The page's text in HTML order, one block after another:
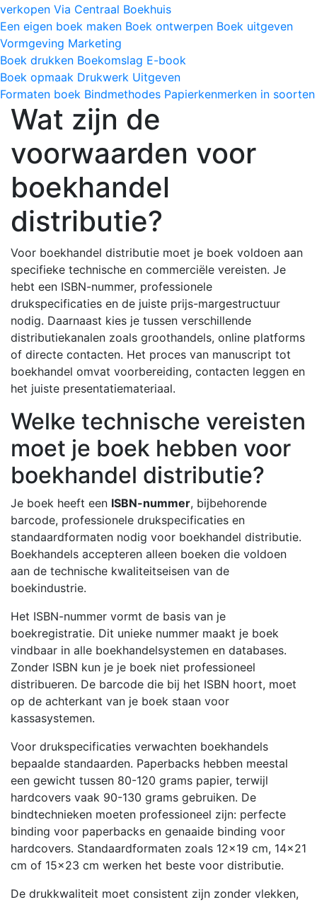
verkopen Via Centraal Boekhuis
Een eigen boek maken Boek ontwerpen Boek uitgeven
Vormgeving Marketing
Boek drukken Boekomslag E-book
Boek opmaak Drukwerk Uitgeven
Formaten boek Bindmethodes Papierkenmerken in soorten
Wat zijn de
voorwaarden voor
boekhandel
distributie?
Voor boekhandel distributie moet je boek voldoen aan
specifieke technische en commerciële vereisten. Je
hebt een ISBN-nummer, professionele
drukspecificaties en de juiste prijs-margestructuur
nodig. Daarnaast kies je tussen verschillende
distributiekanalen zoals groothandels, online platforms
of directe contacten. Het proces van manuscript tot
boekhandel omvat voorbereiding, contacten leggen en
het juiste presentatiemateriaal.
Welke technische vereisten
moet je boek hebben voor
boekhandel distributie?
Je boek heeft een ISBN-nummer, bijbehorende
barcode, professionele drukspecificaties en
standaardformaten nodig voor boekhandel distributie.
Boekhandels accepteren alleen boeken die voldoen
aan de technische kwaliteitseisen van de
boekindustrie.
Het ISBN-nummer vormt de basis van je
boekregistratie. Dit unieke nummer maakt je boek
vindbaar in alle boekhandelsystemen en databases.
Zonder ISBN kun je je boek niet professioneel
distribueren. De barcode die bij het ISBN hoort, moet
op de achterkant van je boek staan voor
kassasystemen.
Voor drukspecificaties verwachten boekhandels
bepaalde standaarden. Paperbacks hebben meestal
een gewicht tussen 80-120 grams papier, terwijl
hardcovers vaak 90-130 grams gebruiken. De
bindtechnieken moeten professioneel zijn: perfecte
binding voor paperbacks en genaaide binding voor
hardcovers. Standaardformaten zoals 12×19 cm, 14×21
cm of 15×23 cm werken het beste voor distributie.
De drukkwaliteit moet consistent zijn zonder vlekken,